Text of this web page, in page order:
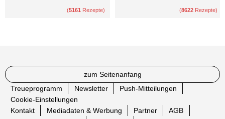
(5161 Rezepte) (8622 Rezepte)
zum Seitenanfang
Treueprogramm
Newsletter
Push-Mitteilungen
Cookie-Einstellungen
Kontakt
Mediadaten & Werbung Partner
AGB